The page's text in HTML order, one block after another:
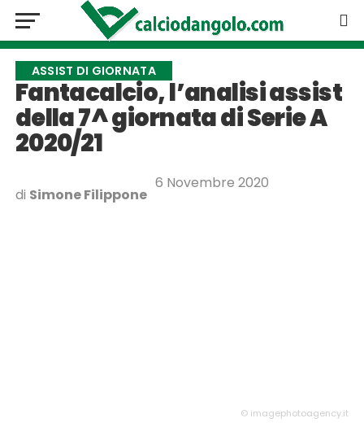
ASSIST DI GIORNATA
Fantacalcio, l’analisi assist
della 7^ giornata di Serie A
2020/21
di Simone Filippone
6 Novembre 2020
© imagephotoagency.it